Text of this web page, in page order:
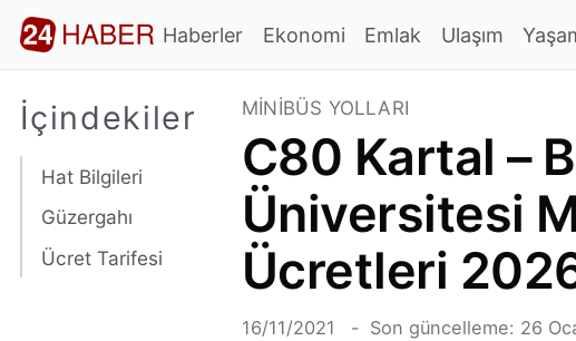
Haberler Ekonomi Emlak Ulaşım
İçindekiler
Hat Bilgileri
Güzergahı
Ücret Tarifesi
MINIBÜS YOLLARI
C80 Kartal –
Üniversitesi
Ücretleri
16/11/2021 Son güncelleme: 26